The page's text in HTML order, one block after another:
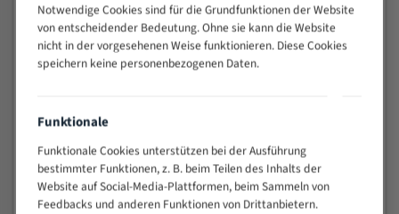
25 - 50
6/10
35 - 70
5/8
50 - 120
4/6
350
150 -
450
1,5/2
200 -
600
1,1/1,6
Notwendige Cookies sind für die Grundfunktionen der Website
von entscheidender Bedeutung. Ohne sie kann die Website
nicht in der vorgesehenen Weise funktionieren. Diese Cookies
speichern keine personenbezogenen Daten.
Funktionale
Funktionale Cookies unterstützen bei der Ausführung
bestimmter Funktionen, z. B. beim Teilen des Inhalts der
Website auf Social-Media-Plattformen, beim Sammeln von
Feedbacks und anderen Funktionen von Drittanbietern.